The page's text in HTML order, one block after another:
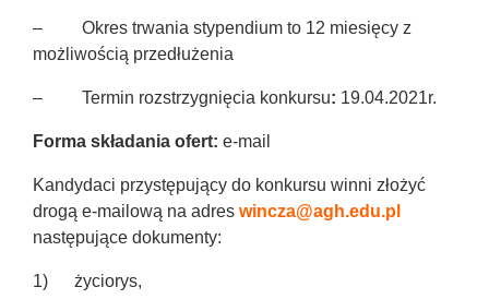
– Okres trwania stypendium to 12 miesięcy z
możliwością przedłużenia
– Termin rozstrzygnięcia konkursu: 19.04.2021r.
Forma składania ofert: e-mail
Kandydaci przystępujący do konkursu winni złożyć
drogą e-mailową na adres wincza@agh.edu.pl
następujące dokumenty:
1) życiorys,